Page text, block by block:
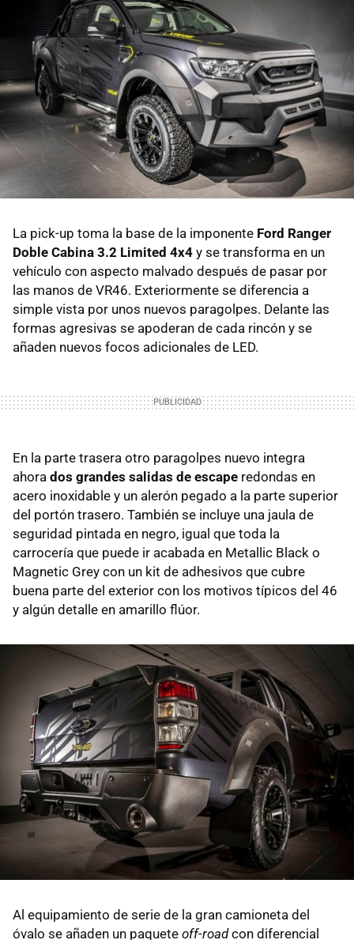
La pick-up toma la base de la imponente Ford Ranger
Doble Cabina 3.2 Limited 4x4 y se transforma en un
vehículo con aspecto malvado después de pasar por
las manos de VR46. Exteriormente se diferencia a
simple vista por unos nuevos paragolpes. Delante las
formas agresivas se apoderan de cada rincón y se
añaden nuevos focos adicionales de LED.
En la parte trasera otro paragolpes nuevo integra
ahora dos grandes salidas de escape redondas en
acero inoxidable y un alerón pegado a la parte superior
del portón trasero. También se incluye una jaula de
seguridad pintada en negro, igual que toda la
carrocería que puede ir acabada en Metallic Black o
Magnetic Grey con un kit de adhesivos que cubre
buena parte del exterior con los motivos típicos del 46
y algún detalle en amarillo flúor.
Al equipamiento de serie de la gran camioneta del
óvalo se añaden un paquete off-roadcon diferencial